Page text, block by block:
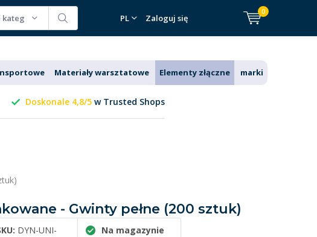
kategorie PL Zaloguj się
0
Materiały warsztatowe Elementy złączne marki
Doskonale 4,8/5 w Trusted Shops
- Gwinty pełne (200 sztuk)
DYN-UNI-
Na magazynie